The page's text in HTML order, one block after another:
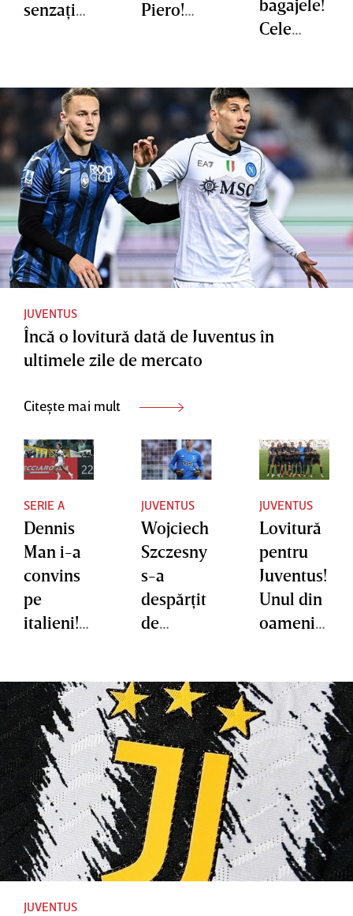
senzaţio
Piero!
VIDEO
EXCLUSI
V
bagajele!
Cele
interesat
e de
fotbalistu
l
egiptean
JUVENTUS
Încă o lovitură dată de Juventus în
ultimele zile de mercato
Citește mai mult
SERIE A
Dennis
Man i-a
convins
pe
italieni!
propus
internaţi
onalul
român
JUVENTUS
Wojciech
Szczesny
s-a
despărţit
de
JUVENTUS
Lovitură
pentru
Juventus!
Unul din
oamenii
reziliat
contractu
l
JUVENTUS